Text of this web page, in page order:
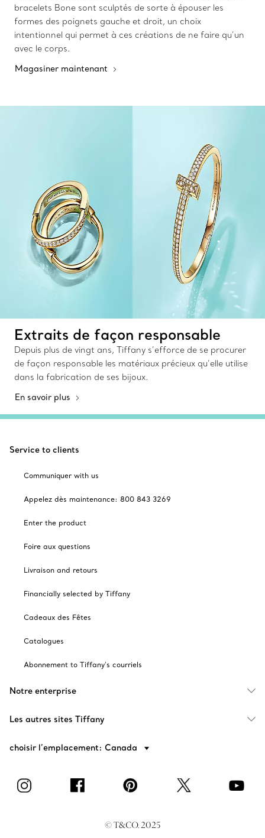
bracelets Bone sont sculptés de sorte à épouser les
formes des poignets gauche et droit, un choix
intentionnel qui permet à ces créations de ne faire qu’un
avec le corps.
Magasiner maintenant
Extraits de façon responsable
Depuis plus de vingt ans, Tiffany s’efforce de se procurer
de façon responsable les matériaux précieux qu’elle utilise
dans la fabrication de ses bijoux.
En savoir plus
Service to clients
Communiquer with us
Appelez dès maintenance: 800 843 3269
Enter the product
Foire aux questions
Livraison and retours
Financially selected by Tiffany
Cadeaux des Fêtes
Catalogues
Abonnement to Tiffany's courriels
Notre enterprise
Les autres sites Tiffany
choisir l’emplacement: Canada
© T&CO. 2025